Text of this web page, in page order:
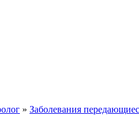
» Заболевания